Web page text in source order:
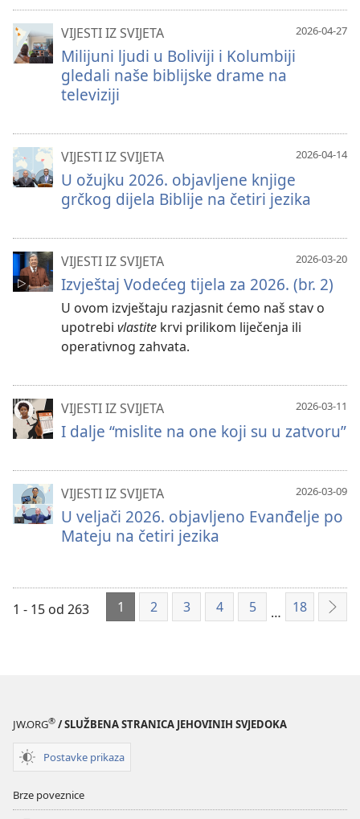
2026-04-27
VIJESTI IZ SVIJETA
Milijuni ljudi u Boliviji i Kolumbiji
gledali naše biblijske drame na
televiziji
2026-04-14
VIJESTI IZ SVIJETA
U ožujku 2026. objavljene knjige
grčkog dijela Biblije na četiri jezika
2026-03-20
VIJESTI IZ SVIJETA
Izvještaj Vodećeg tijela za 2026. (br. 2)
U ovom izvještaju razjasnit ćemo naš stav o
upotrebi vlastite krvi prilikom liječenja ili
operativnog zahvata.
2026-03-11
VIJESTI IZ SVIJETA
I dalje “mislite na one koji su u zatvoru”
2026-03-09
VIJESTI IZ SVIJETA
U veljači 2026. objavljeno Evanđelje po
Mateju na četiri jezika
1 - 15 od 263 1 2 3 4 5 … 18
JW.ORG® / SLUŽBENA STRANICA JEHOVINIH SVJEDOKA
Postavke prikaza
Brze poveznice